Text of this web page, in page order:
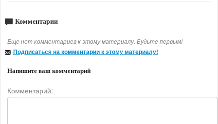
Комментарии
Еще нет комментариев к этому материалу. Будьте первым!
Подписаться на комментарии к этому материалу!
Напишите ваш комментарий
Комментарий: